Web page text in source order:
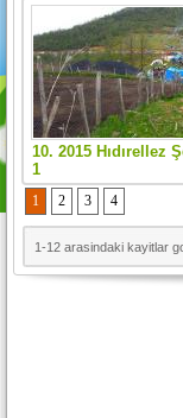
10. 2015 Hıdırellez
1
1 2 3 4
1-12 arasindaki kayitlar